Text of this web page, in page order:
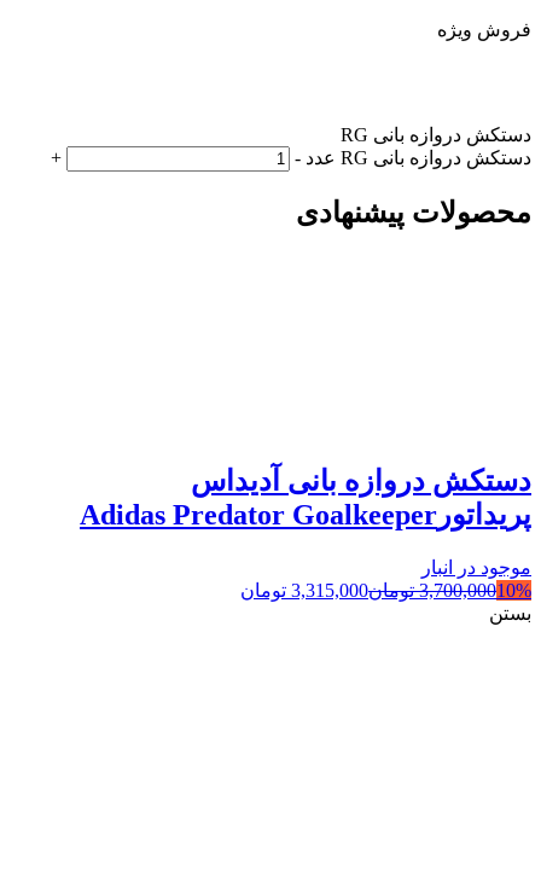
فروش ویژه
دستکش دروازه بانی RG
دستکش دروازه بانی RG عدد
-
+
محصولات پیشنهادی
دستکش دروازه بانی آدیداس
پریداتورAdidas Predator Goalkeeper
موجود در انبار
10%
3,700,000 تومان3,315,000 تومان
بستن